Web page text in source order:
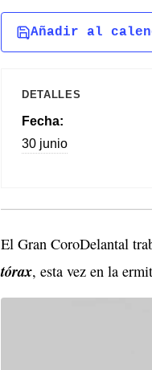
Añadir al
DETALLES
Fecha:
30 junio
El Gran CoroDelantal
tórax, esta vez en la